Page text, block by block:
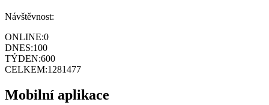
Návštěvnost:
ONLINE:0
DNES:100
TÝDEN:600
CELKEM:1281477
Mobilní aplikace